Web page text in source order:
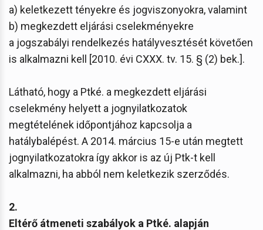
a) keletkezett tényekre és jogviszonyokra, valamint
b) megkezdett eljárási cselekményekre
a jogszabályi rendelkezés hatályvesztését követően
is alkalmazni kell [2010. évi CXXX. tv. 15. § (2) bek.].
Látható, hogy a Ptké. a megkezdett eljárási
cselekmény helyett a jognyilatkozatok
megtételének időpontjához kapcsolja a
hatálybalépést. A 2014. március 15-e után megtett
jognyilatkozatokra így akkor is az új Ptk-t kell
alkalmazni, ha abból nem keletkezik szerződés.
2.
Eltérő átmeneti szabályok a Ptké. alapján